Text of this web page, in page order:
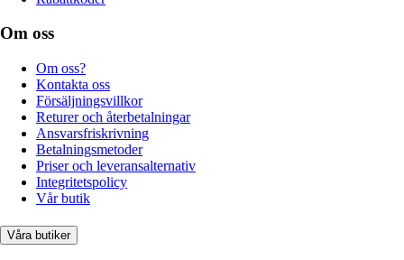
Om oss
Om oss?
Kontakta oss
Försäljningsvillkor
Returer och återbetalningar
Ansvarsfriskrivning
Betalningsmetoder
Priser och leveransalternativ
Integritetspolicy
Vår butik
Våra butiker